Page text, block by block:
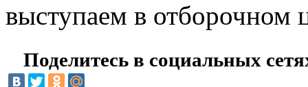
выступаем в отборочном
Поделитесь в социальных